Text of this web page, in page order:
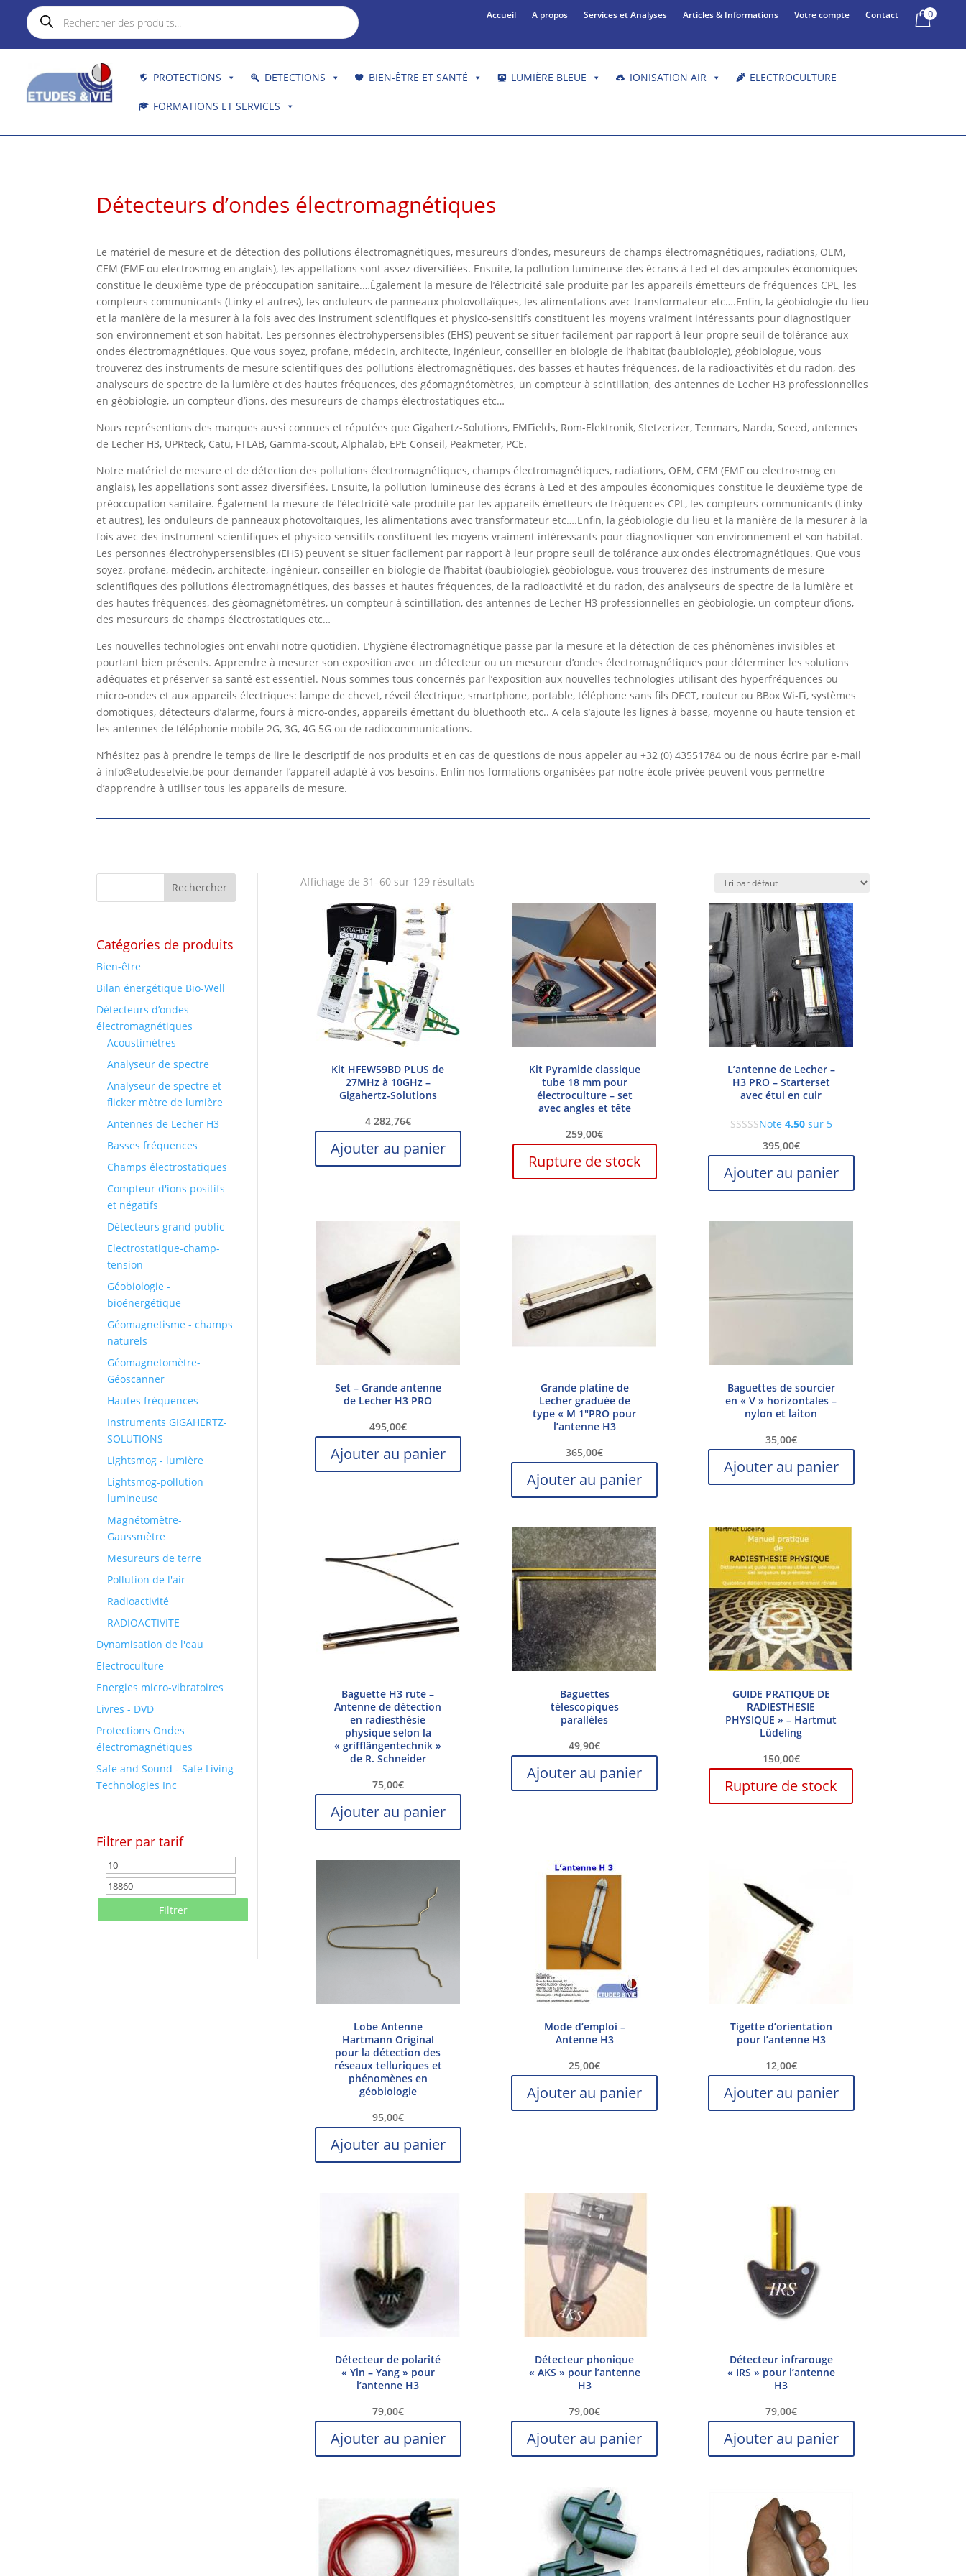
Recherche
de
produits
Accueil A propos Services et Analyses Articles & Informations Votre compte Contact 0
PROTECTIONS DETECTIONS BIEN-ÊTRE ET SANTÉ LUMIÈRE BLEUE IONISATION AIR ELECTROCULTURE
FORMATIONS ET SERVICES
Détecteurs d’ondes électromagnétiques
Le matériel de mesure et de détection des pollutions électromagnétiques, mesureurs d’ondes, mesureurs de champs électromagnétiques, radiations, OEM,
CEM (EMF ou electrosmog en anglais), les appellations sont assez diversifiées. Ensuite, la pollution lumineuse des écrans à Led et des ampoules économiques
constitue le deuxième type de préoccupation sanitaire.…Également la mesure de l’électricité sale produite par les appareils émetteurs de fréquences CPL, les
compteurs communicants (Linky et autres), les onduleurs de panneaux photovoltaïques, les alimentations avec transformateur etc….Enfin, la géobiologie du lieu
et la manière de la mesurer à la fois avec des instrument scientifiques et physico-sensitifs constituent les moyens vraiment intéressants pour diagnostiquer
son environnement et son habitat. Les personnes électrohypersensibles (EHS) peuvent se situer facilement par rapport à leur propre seuil de tolérance aux
ondes électromagnétiques. Que vous soyez, profane, médecin, architecte, ingénieur, conseiller en biologie de l’habitat (baubiologie), géobiologue, vous
trouverez des instruments de mesure scientifiques des pollutions électromagnétiques, des basses et hautes fréquences, de la radioactivités et du radon, des
analyseurs de spectre de la lumière et des hautes fréquences, des géomagnétomètres, un compteur à scintillation, des antennes de Lecher H3 professionnelles
en géobiologie, un compteur d’ions, des mesureurs de champs électrostatiques etc…
Nous représentions des marques aussi connues et réputées que Gigahertz-Solutions, EMFields, Rom-Elektronik, Stetzerizer, Tenmars, Narda, Seeed, antennes
de Lecher H3, UPRteck, Catu, FTLAB, Gamma-scout, Alphalab, EPE Conseil, Peakmeter, PCE.
Notre matériel de mesure et de détection des pollutions électromagnétiques, champs électromagnétiques, radiations, OEM, CEM (EMF ou electrosmog en
anglais), les appellations sont assez diversifiées. Ensuite, la pollution lumineuse des écrans à Led et des ampoules économiques constitue le deuxième type de
préoccupation sanitaire. Également la mesure de l’électricité sale produite par les appareils émetteurs de fréquences CPL, les compteurs communicants (Linky
et autres), les onduleurs de panneaux photovoltaïques, les alimentations avec transformateur etc….Enfin, la géobiologie du lieu et la manière de la mesurer à la
fois avec des instrument scientifiques et physico-sensitifs constituent les moyens vraiment intéressants pour diagnostiquer son environnement et son habitat.
Les personnes électrohypersensibles (EHS) peuvent se situer facilement par rapport à leur propre seuil de tolérance aux ondes électromagnétiques. Que vous
soyez, profane, médecin, architecte, ingénieur, conseiller en biologie de l’habitat (baubiologie), géobiologue, vous trouverez des instruments de mesure
scientifiques des pollutions électromagnétiques, des basses et hautes fréquences, de la radioactivité et du radon, des analyseurs de spectre de la lumière et
des hautes fréquences, des géomagnétomètres, un compteur à scintillation, des antennes de Lecher H3 professionnelles en géobiologie, un compteur d’ions,
des mesureurs de champs électrostatiques etc…
Les nouvelles technologies ont envahi notre quotidien. L’hygiène électromagnétique passe par la mesure et la détection de ces phénomènes invisibles et
pourtant bien présents. Apprendre à mesurer son exposition avec un détecteur ou un mesureur d’ondes électromagnétiques pour déterminer les solutions
adéquates et préserver sa santé est essentiel. Nous sommes tous concernés par l’exposition aux nouvelles technologies utilisant des hyperfréquences ou
micro-ondes et aux appareils électriques: lampe de chevet, réveil électrique, smartphone, portable, téléphone sans fils DECT, routeur ou BBox Wi-Fi, systèmes
domotiques, détecteurs d’alarme, fours à micro-ondes, appareils émettant du bluethooth etc.. A cela s’ajoute les lignes à basse, moyenne ou haute tension et
les antennes de téléphonie mobile 2G, 3G, 4G 5G ou de radiocommunications.
N’hésitez pas à prendre le temps de lire le descriptif de nos produits et en cas de questions de nous appeler au +32 (0) 43551784 ou de nous écrire par e-mail
à info@etudesetvie.be pour demander l’appareil adapté à vos besoins. Enfin nos formations organisées par notre école privée peuvent vous permettre
d’apprendre à utiliser tous les appareils de mesure.
Catégories de produits
Bien-être
Bilan énergétique Bio-Well
Détecteurs d’ondes
électromagnétiques
Acoustimètres
Analyseur de spectre
Analyseur de spectre et
flicker mètre de lumière
Antennes de Lecher H3
Basses fréquences
Champs électrostatiques
Compteur d'ions positifs
et négatifs
Détecteurs grand public
Electrostatique-champ-
tension
Géobiologie -
bioénergétique
Géomagnetisme - champs
naturels
Géomagnetomètre-
Géoscanner
Hautes fréquences
Instruments GIGAHERTZ-
SOLUTIONS
Lightsmog - lumière
Lightsmog-pollution
lumineuse
Magnétomètre-
Gaussmètre
Mesureurs de terre
Pollution de l'air
Radioactivité
RADIOACTIVITE
Dynamisation de l'eau
Electroculture
Energies micro-vibratoires
Livres - DVD
Protections Ondes
électromagnétiques
Safe and Sound - Safe Living
Technologies Inc
Filtrer par tarif
Prix
min
Filtrer
Affichage de 31–60 sur 129 résultats
Kit HFEW59BD PLUS de
27MHz à 10GHz –
Gigahertz-Solutions
4 282,76€
Ajouter au panier
Kit Pyramide classique
tube 18 mm pour
électroculture – set
avec angles et tête
259,00€
Rupture de stock
L’antenne de Lecher –
H3 PRO – Starterset
avec étui en cuir
Note 4.50sur 5
395,00€
Ajouter au panier
Set – Grande antenne
de Lecher H3 PRO
495,00€
Ajouter au panier
Grande platine de
Lecher graduée de
type « M 1″PRO pour
l’antenne H3
365,00€
Ajouter au panier
Baguettes de sourcier
en « V » horizontales –
nylon et laiton
35,00€
Ajouter au panier
Baguette H3 rute –
Antenne de détection
en radiesthésie
physique selon la
« grifflängentechnik »
de R. Schneider
75,00€
Ajouter au panier
Baguettes
télescopiques
parallèles
49,90€
Ajouter au panier
GUIDE PRATIQUE DE
RADIESTHESIE
PHYSIQUE » – Hartmut
Lüdeling
150,00€
Rupture de stock
Lobe Antenne
Hartmann Original
pour la détection des
réseaux telluriques et
phénomènes en
géobiologie
95,00€
Ajouter au panier
Mode d’emploi –
Antenne H3
25,00€
Ajouter au panier
Tigette d’orientation
pour l’antenne H3
12,00€
Ajouter au panier
Détecteur de polarité
« Yin – Yang » pour
l’antenne H3
79,00€
Ajouter au panier
Détecteur phonique
« AKS » pour l’antenne
H3
79,00€
Ajouter au panier
Détecteur infrarouge
« IRS » pour l’antenne
H3
79,00€
Ajouter au panier